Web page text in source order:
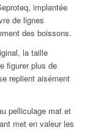
implantée
de lignes
des boissons.
la taille
figurer plus de
replient aisément
pelliculage mat et
met en valeur les